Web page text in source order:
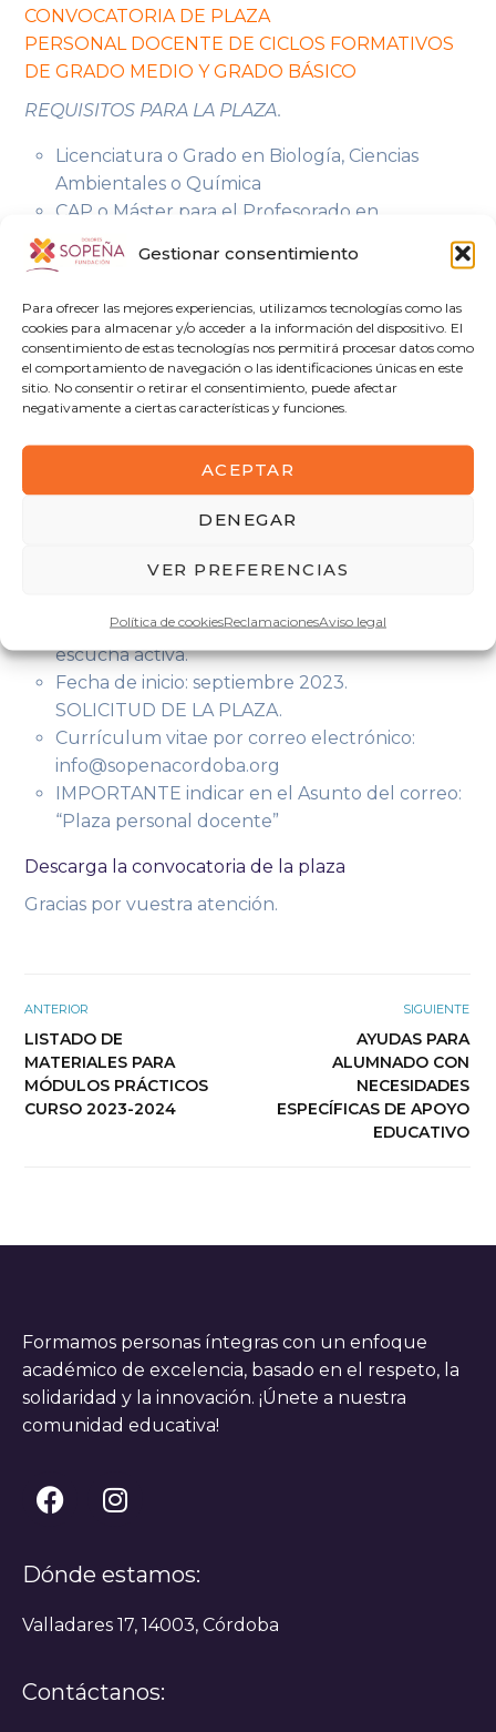
Gestionar consentimiento
Para ofrecer las mejores experiencias, utilizamos tecnologías como las
cookies para almacenar y/o acceder a la información del dispositivo. El
consentimiento de estas tecnologías nos permitirá procesar datos como
el comportamiento de navegación o las identificaciones únicas en este
sitio. No consentir o retirar el consentimiento, puede afectar
negativamente a ciertas características y funciones.
ACEPTAR
DENEGAR
VER PREFERENCIAS
Política de cookiesReclamacionesAviso legal
CONVOCATORIA DE PLAZA
PERSONAL DOCENTE DE CICLOS FORMATIVOS
DE GRADO MEDIO Y GRADO BÁSICO
REQUISITOS PARA LA PLAZA.
Licenciatura o Grado en Biología, Ciencias
Ambientales o Química
CAP o Máster para el Profesorado en
Educación Secundaria Obligatoria
Preferencias
Inglés
Acreditación de competencia digital docente.
CARACTERÍSTICAS DE LA PLAZA
CONVOCADA.
características del candidato/a.
de Grado Medio y Grado
Habilidades: trabajo en equipo, compromiso,
escucha activa.
Fecha de inicio: septiembre 2023.
SOLICITUD DE LA PLAZA.
Currículum vitae por correo electrónico:
info@sopenacordoba.org
IMPORTANTE indicar en el Asunto del correo:
“Plaza personal docente”
Descarga la convocatoria de la plaza
Gracias por vuestra atención.
ANTERIOR
LISTADO DE
MATERIALES PARA
MÓDULOS PRÁCTICOS
CURSO 2023-2024
SIGUIENTE
AYUDAS PARA
ALUMNADO CON
NECESIDADES
ESPECÍFICAS DE APOYO
EDUCATIVO
Formamos personas íntegras con un enfoque
académico de excelencia, basado en el respeto, la
solidaridad y la innovación. ¡Únete a nuestra
comunidad educativa!
Dónde estamos:
Valladares 17, 14003, Córdoba
Contáctanos: